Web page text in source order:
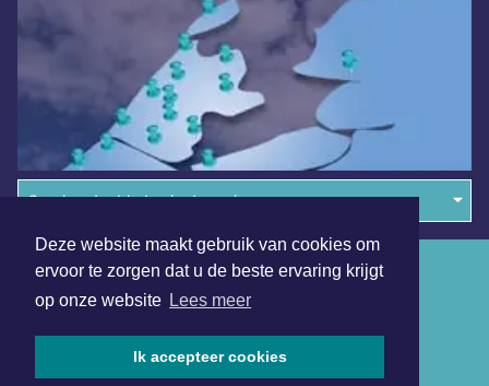
Deze website maakt gebruik van cookies om
ervoor te zorgen dat u de beste ervaring krijgt
op onze website Lees meer
Ik accepteer cookies
Overige dagbladen in de regio
Algemene voorwaarden
Disclaimer